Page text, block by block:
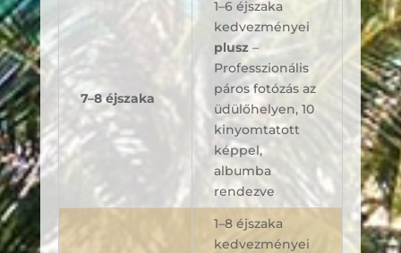
7–8 éjszaka
1–6 éjszaka
kedvezményei
plusz–
Professzionális
páros fotózás az
üdülőhelyen, 10
kinyomtatott
képpel,
albumba
rendezve
1–8 éjszaka
kedvezményei